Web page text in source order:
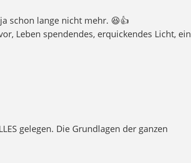
schon lange nicht mehr. 😆👍
Leben spendendes, erquickendes Licht, ein
gelegen. Die Grundlagen der ganzen